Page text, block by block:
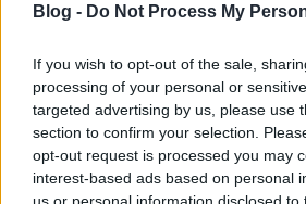
Blog - Do Not Process My
If you wish to opt-out of the sale,
processing of your personal or
targeted advertising by us, please use
section to confirm your selection.
opt-out request is processed you may
interest-based ads based on personal
eszgbr•2012. november 11.
Sébastien Loeb nyerte a
feltéve ezzel a koronát idei
kilencedik világbajnoki címét két
A Ford és a Mini sem